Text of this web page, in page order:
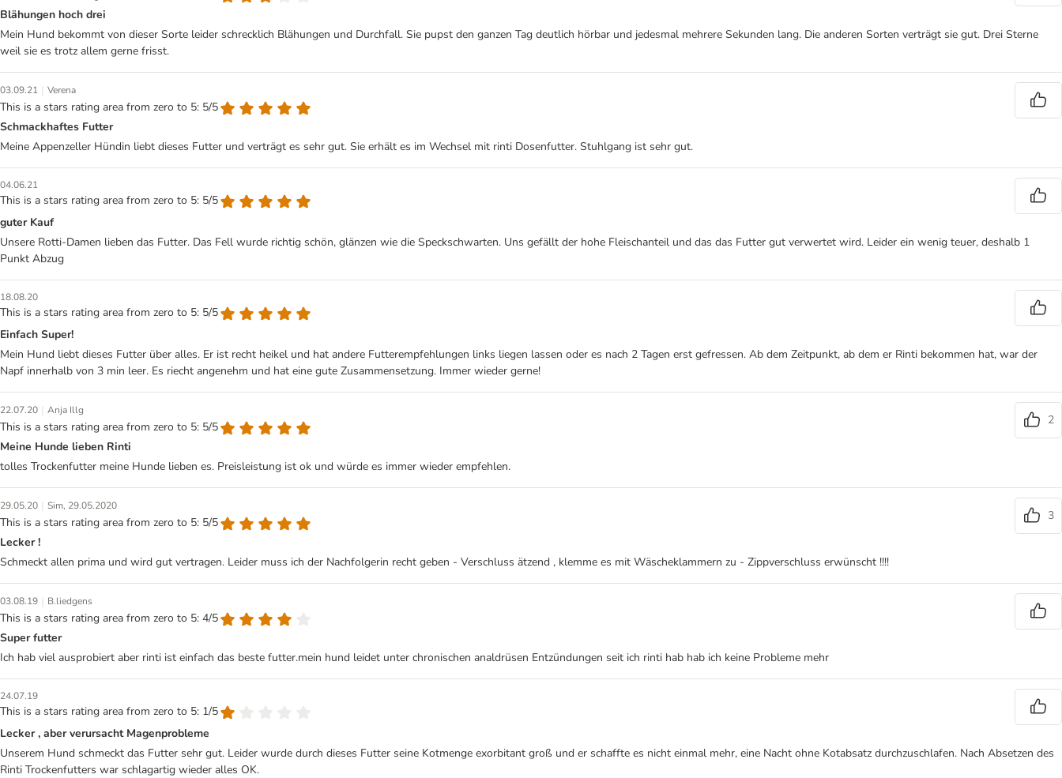
Blähungen hoch drei
Mein Hund bekommt von dieser Sorte leider schrecklich Blähungen und Durchfall. Sie pupst den ganzen Tag deutlich hörbar und jedesmal mehrere Sekunden lang. Die anderen Sorten verträgt sie gut. Drei Sterne
weil sie es trotz allem gerne frisst.
03.09.21 | Verena
This is a stars rating area from zero to 5: 5/5
Schmackhaftes Futter
Meine Appenzeller Hündin liebt dieses Futter und verträgt es sehr gut. Sie erhält es im Wechsel mit rinti Dosenfutter. Stuhlgang ist sehr gut.
04.06.21
This is a stars rating area from zero to 5: 5/5
guter Kauf
Unsere Rotti-Damen lieben das Futter. Das Fell wurde richtig schön, glänzen wie die Speckschwarten. Uns gefällt der hohe Fleischanteil und das das Futter gut verwertet wird. Leider ein wenig teuer, deshalb 1
Punkt Abzug
18.08.20
This is a stars rating area from zero to 5: 5/5
Einfach Super!
Mein Hund liebt dieses Futter über alles. Er ist recht heikel und hat andere Futterempfehlungen links liegen lassen oder es nach 2 Tagen erst gefressen. Ab dem Zeitpunkt, ab dem er Rinti bekommen hat, war der
Napf innerhalb von 3 min leer. Es riecht angenehm und hat eine gute Zusammensetzung. Immer wieder gerne!
22.07.20 | Anja Illg
This is a stars rating area from zero to 5: 5/5
2
Meine Hunde lieben Rinti
tolles Trockenfutter meine Hunde lieben es. Preisleistung ist ok und würde es immer wieder empfehlen.
29.05.20 | Sim, 29.05.2020
This is a stars rating area from zero to 5: 5/5
3
Lecker !
Schmeckt allen prima und wird gut vertragen. Leider muss ich der Nachfolgerin recht geben - Verschluss ätzend , klemme es mit Wäscheklammern zu - Zippverschluss erwünscht !!!!
03.08.19 | B.liedgens
This is a stars rating area from zero to 5: 4/5
Super futter
Ich hab viel ausprobiert aber rinti ist einfach das beste futter.mein hund leidet unter chronischen analdrüsen Entzündungen seit ich rinti hab hab ich keine Probleme mehr
24.07.19
This is a stars rating area from zero to 5: 1/5
Lecker , aber verursacht Magenprobleme
Unserem Hund schmeckt das Futter sehr gut. Leider wurde durch dieses Futter seine Kotmenge exorbitant groß und er schaffte es nicht einmal mehr, eine Nacht ohne Kotabsatz durchzuschlafen. Nach Absetzen des
Rinti Trockenfutters war schlagartig wieder alles OK.